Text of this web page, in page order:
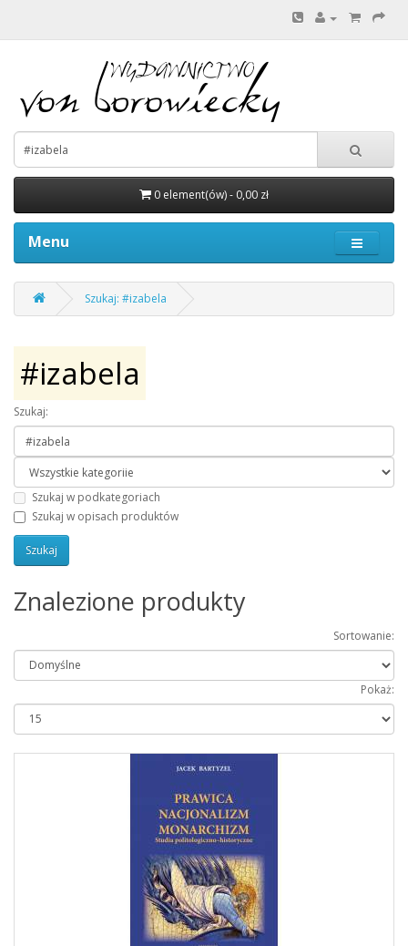
0 element(ów) - 0,00 zł
Menu
Szukaj: #izabela
#izabela
Szukaj:
Szukaj w podkategoriach
Szukaj w opisach produktów
Znalezione produkty
Sortowanie:
Pokaż: